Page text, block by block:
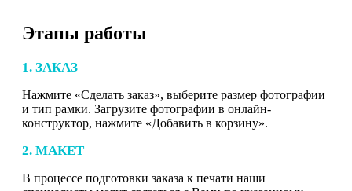
Этапы работы
1. ЗАКАЗ
Нажмите «Сделать заказ», выберите размер фотографии
и тип рамки. Загрузите фотографии в онлайн-
конструктор, нажмите «Добавить в корзину».
2. МАКЕТ
В процессе подготовки заказа к печати наши